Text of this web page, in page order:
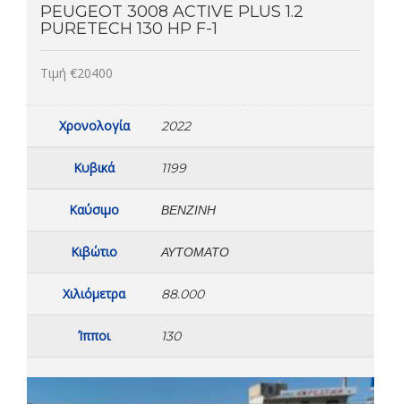
PEUGEOT 3008 ACTIVE PLUS 1.2
PURETECH 130 HP F-1
Τιμή €20400
Χρονολογία 2022
Κυβικά 1199
Καύσιμο ΒΕΝΖΊΝΗ
Κιβώτιο ΑΥΤΌΜΑΤΟ
Χιλιόμετρα 88.000
Ίπποι 130